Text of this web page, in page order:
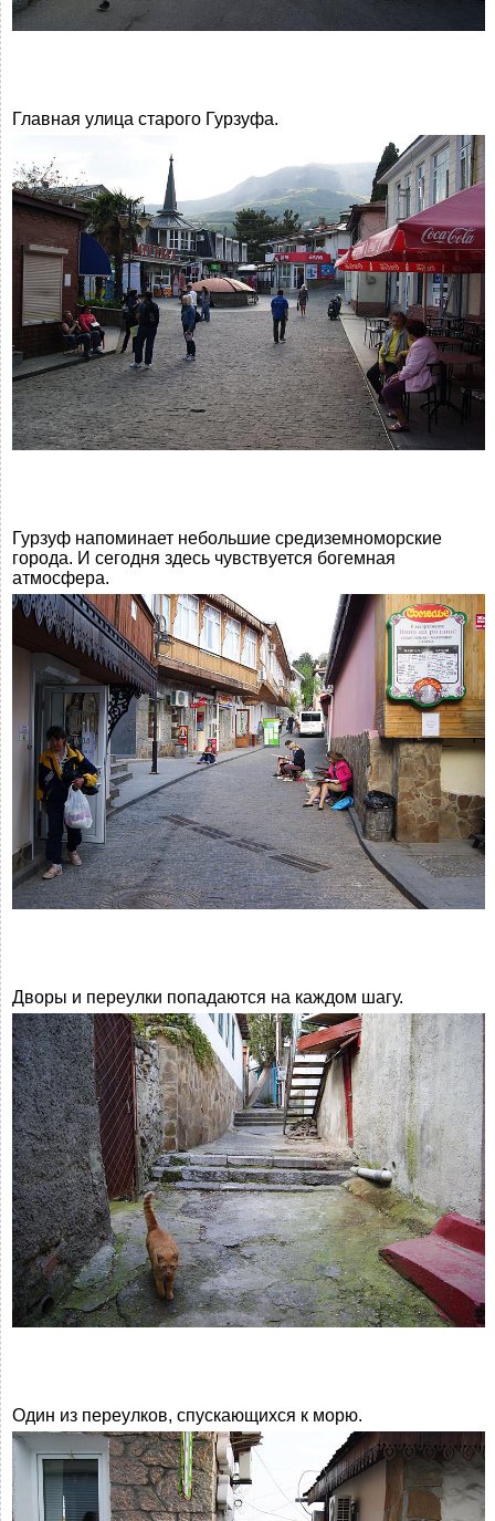
Главная улица старого Гурзуфа.
Гурзуф напоминает небольшие средиземноморские
города. И сегодня здесь чувствуется богемная
атмосфера.
Дворы и переулки попадаются на каждом шагу.
Один из переулков, спускающихся к морю.